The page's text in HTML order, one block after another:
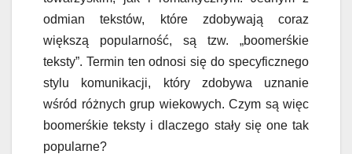
odmian tekstów, które zdobywają coraz
większą popularność, są tzw. „boomerśkie
teksty”. Termin ten odnosi się do specyficznego
stylu komunikacji, który zdobywa uznanie
wśród różnych grup wiekowych. Czym są więc
boomerśkie teksty i dlaczego stały się one tak
popularne?